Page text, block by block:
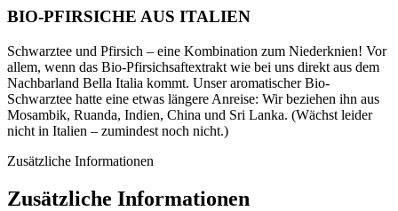
BIO-PFIRSICHE AUS ITALIEN
Schwarztee und Pfirsich – eine Kombination zum Niederknien! Vor
allem, wenn das Bio-Pfirsichsaftextrakt wie bei uns direkt aus dem
Nachbarland Bella Italia kommt. Unser aromatischer Bio-
Schwarztee hatte eine etwas längere Anreise: Wir beziehen ihn aus
Mosambik, Ruanda, Indien, China und Sri Lanka. (Wächst leider
nicht in Italien – zumindest noch nicht.)
Zusätzliche Informationen
Zusätzliche Informationen